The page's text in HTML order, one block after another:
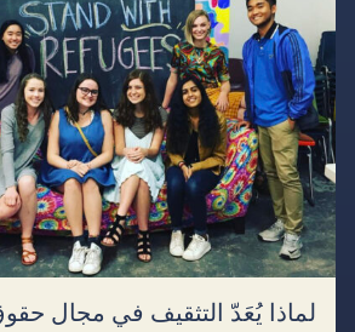
لماذا يُعَدّ التثقيف في مجال